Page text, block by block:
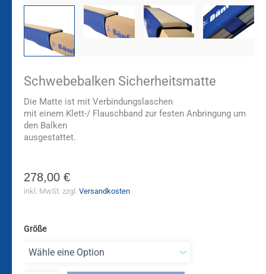
Schwebebalken Sicherheitsmatte
Die Matte ist mit Verbindungslaschen
mit einem Klett-/ Flauschband zur festen Anbringung um
den Balken
ausgestattet.
278,00 €
inkl. MwSt. zzgl. Versandkosten
Größe